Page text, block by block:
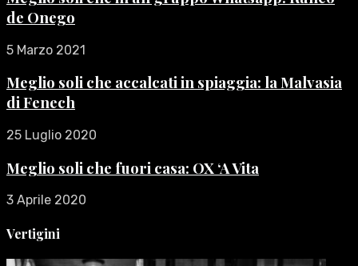
de Onego
5 Marzo 2021
Meglio soli che accalcati in spiaggia: la Malvasia
di Fenech
25 Luglio 2020
Meglio soli che fuori casa: OX ‘A Vita
3 Aprile 2020
Vertigini